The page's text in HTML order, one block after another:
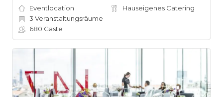
Eventlocation
Hauseigenes Catering
3 Veranstaltungsräume
680 Gäste